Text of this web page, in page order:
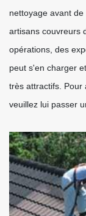
nettoyage avant
artisans couvreurs
opérations, des
peut s'en charger
très attractifs. Pour
veuillez lui passer